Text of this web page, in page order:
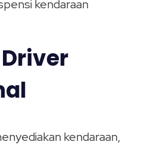
kendaraan
kendaraan,